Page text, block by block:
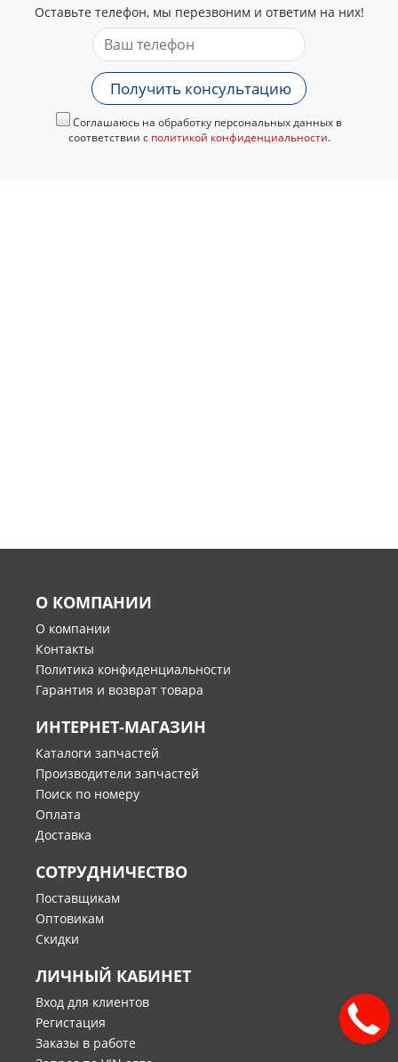
Оставьте телефон, мы перезвоним и ответим на них!
Получить консультацию
Соглашаюсь на обработку персональных данных в
соответствии с политикой конфиденциальности.
О КОМПАНИИ
О компании
Контакты
Политика конфиденциальности
Гарантия и возврат товара
ИНТЕРНЕТ-МАГАЗИН
Каталоги запчастей
Производители запчастей
Поиск по номеру
Оплата
Доставка
СОТРУДНИЧЕСТВО
Поставщикам
Оптовикам
Скидки
ЛИЧНЫЙ КАБИНЕТ
Вход для клиентов
Регистация
Заказы в работе